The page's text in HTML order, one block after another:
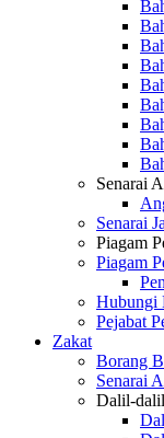
Senarai
Senarai
Piagam
Piagam
Hubungi
Pejabat
Zakat
Borang
Senarai
Dalil-